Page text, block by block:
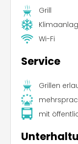
Grill
Wi-Fi
Service
Grillen
mit